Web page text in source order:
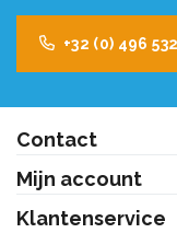
+32 (0) 496
Contact
Mijn account
Klantenservice